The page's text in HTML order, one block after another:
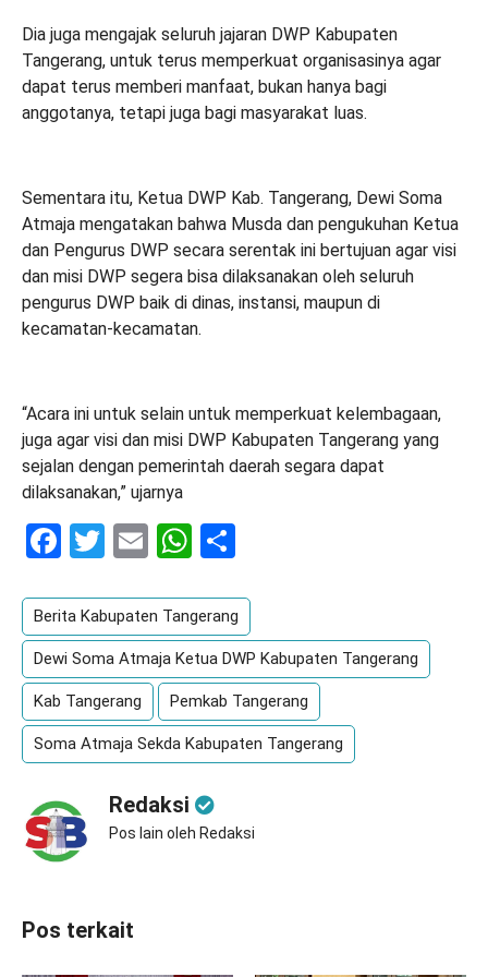
Dia juga mengajak seluruh jajaran DWP Kabupaten
Tangerang, untuk terus memperkuat organisasinya agar
dapat terus memberi manfaat, bukan hanya bagi
anggotanya, tetapi juga bagi masyarakat luas.
Sementara itu, Ketua DWP Kab. Tangerang, Dewi Soma
Atmaja mengatakan bahwa Musda dan pengukuhan Ketua
dan Pengurus DWP secara serentak ini bertujuan agar visi
dan misi DWP segera bisa dilaksanakan oleh seluruh
pengurus DWP baik di dinas, instansi, maupun di
kecamatan-kecamatan.
“Acara ini untuk selain untuk memperkuat kelembagaan,
juga agar visi dan misi DWP Kabupaten Tangerang yang
sejalan dengan pemerintah daerah segara dapat
dilaksanakan,” ujarnya
Facebook
Twitter
EmailWhatsApp
Berita Kabupaten Tangerang
Dewi Soma Atmaja Ketua DWP Kabupaten Tangerang
Kab Tangerang Pemkab Tangerang
Soma Atmaja Sekda Kabupaten Tangerang
Redaksi
Pos lain oleh Redaksi
Pos terkait